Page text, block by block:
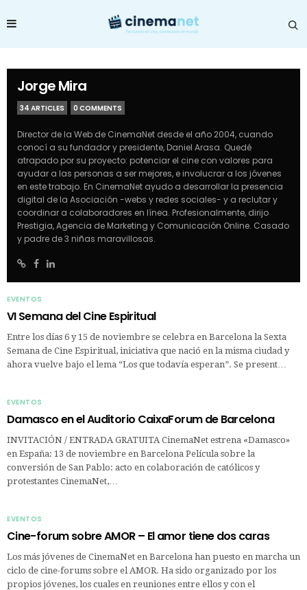
Jorge Mira
34 ARTICLES 0 COMMENTS
Director de la Web de CinemaNet desde el año 2004, cuando
conocí a su fundador y presidente, Daniel Arasa. Quedé
atrapado por su proyecto: potenciar el cine con valores para
ayudar a las personas a ser mejores, e involucrar a los jóvenes
en este trabajo. En CinemaNet ayudo a desarrollar la presencia
digital de la Asociación -webs y redes sociales- y a reclutar y
coordinar a colaboradores en línea. Profesionalmente, dirijo
Prestigia, Agencia de Marketing y Comunicación Online. Casado
y padre de 3 niñas maravillosas.
EVENTOS
VI Semana del Cine Espiritual
Entre los días 6 y 15 de noviembre se celebra en Barcelona la Sexta
Semana de Cine Espiritual, iniciativa que nació en la misma ciudad y
ahora vuelve bajo el lema “Los que todavía esperan”. Se present…
EVENTOS
Damasco en el Auditorio CaixaForum de Barcelona
INVITACIÓN / ENTRADA GRATUITA CinemaNet estrena «Damasco»
en España: 13 de noviembre en Barcelona Película sobre la
conversión de San Pablo: acto en colaboración de católicos y
protestantes CinemaNet,…
EVENTOS
Cine-forum sobre AMOR – El amor tiene dos caras
Los más jóvenes de CinemaNet en Barcelona han puesto en marcha un
ciclo de cine-forums sobre el AMOR. Ha sido organizado por los
propios jóvenes, los cuales en reuniones entre ellos y con el